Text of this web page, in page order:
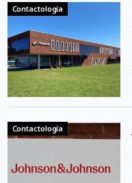
Contactología
Contactología